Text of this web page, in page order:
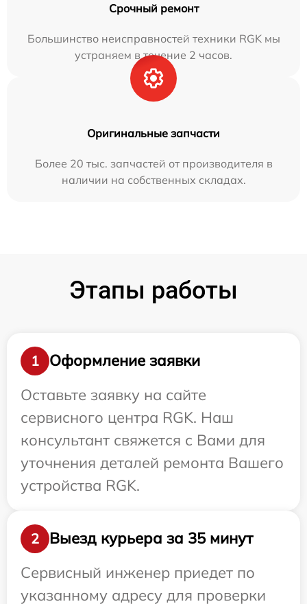
Срочный ремонт
Большинство неисправностей техники RGK мы
устраняем в течение 2 часов.
Оригинальные запчасти
Более 20 тыс. запчастей от производителя в
наличии на собственных складах.
Этапы работы
1
Оформление заявки
Оставьте заявку на сайте
сервисного центра RGK. Наш
консультант свяжется с Вами для
уточнения деталей ремонта Вашего
устройства RGK.
2
Выезд курьера за 35 минут
Сервисный инженер приедет по
указанному адресу для проверки